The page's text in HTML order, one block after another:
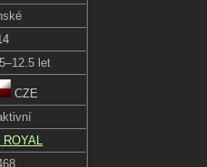
let
CZE